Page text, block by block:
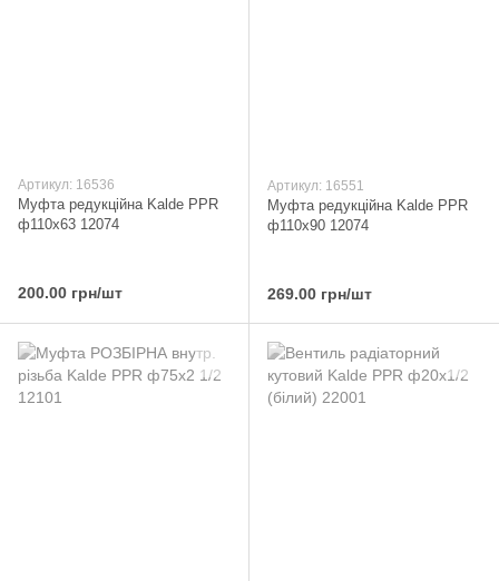
Артикул: 16536
Муфта редукційна Kalde PPR
ф110x63 12074
200.00 грн/шт
Артикул: 16551
Муфта редукційна Kalde PPR
ф110x90 12074
269.00 грн/шт